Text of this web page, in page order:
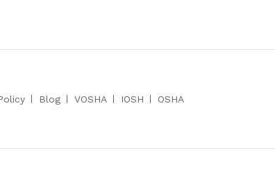
Blog VOSHA IOSH OSHA